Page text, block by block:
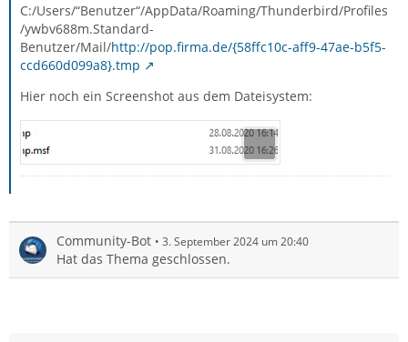
C:/Users/“Benutzer“/AppData/Roaming/Thunderbird/Profiles
/ywbv688m.Standard-
Benutzer/Mail/http://pop.firma.de/{58ffc10c-aff9-47ae-b5f5-
ccd660d099a8}.tmp
Hier noch ein Screenshot aus dem Dateisystem:
Community-Bot 3. September 2024 um 20:40
Hat das Thema geschlossen.